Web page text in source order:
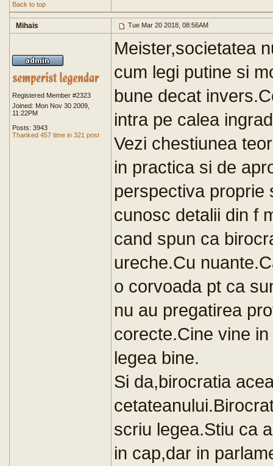
Back to top
Mihais Tue Mar 20 2018, 08:56AM
Registered Member #2323
Joined: Mon Nov 30 2009,
11:22PM
Posts: 3943
Thanked 457 time in 321 post
Meister,societatea
cum legi putine si
bune decat
intra pe calea
Vezi chestiunea
in practica si de
perspectiva proprie
cunosc detalii din f
cand spun ca
ureche.Cu
o corvoada pt ca
nu au pregatirea
corecte.Cine vine
legea bine.
Si da,birocratia
scriu legea.Stiu ca
in cap,dar in